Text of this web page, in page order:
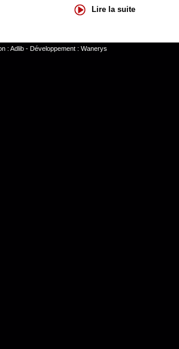
Lire la suite
: Adlib- Développement : Wanerys